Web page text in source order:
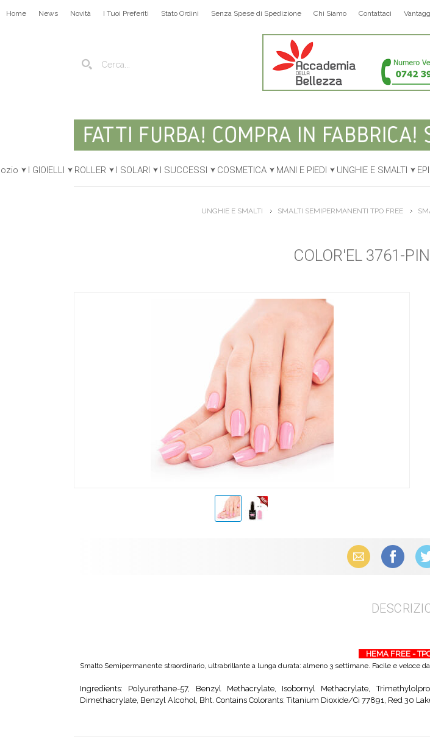
Home News Novità I Tuoi Preferiti Stato Ordini Senza Spese di Spedizione Chi Siamo Contattaci
I GIOIELLI ROLLER I SOLARI I SUCCESSI COSMETICA MANI E PIEDI UNGHIE E SMALTI
UNGHIE E SMALTI SMALTI SEMIPERMANENTI TPO FREE
COLOR'EL 3761-
Email Facebook X
HEMA FREE -
Smalto Semipermanente straordinario, ultrabrillante a lunga durata: almeno 3 settimane. Facile e veloce
Ingredients: Polyurethane-57, Benzyl Methacrylate, Isobornyl Methacrylate,
Dimethacrylate, Benzyl Alcohol, Bht. Contains Colorants: Titanium Dioxide/Ci 77891, Red 30